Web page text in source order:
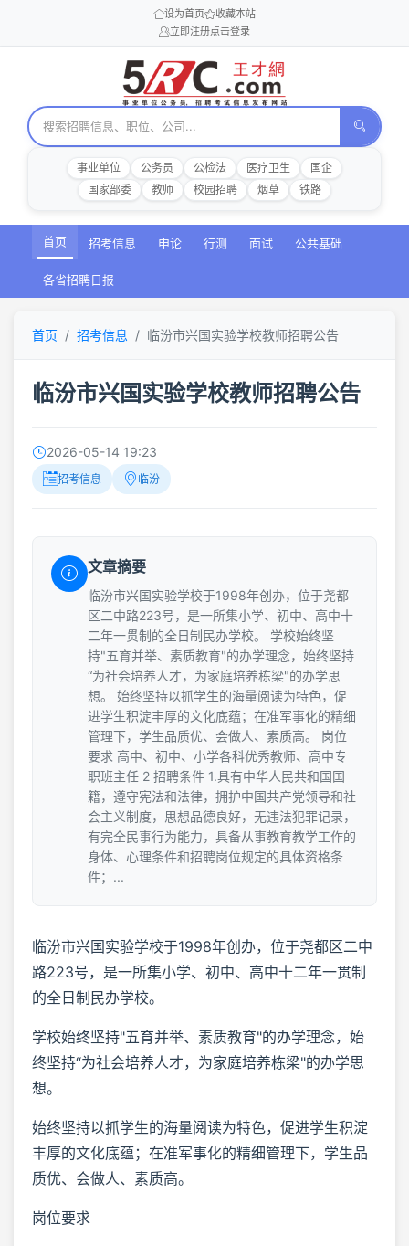
设为首页
收藏本站
立即注册点击登录
事业单位 公务员 公检法 医疗卫生
国企
国家部委
教师 校园招聘 烟草 铁路
首页 招考信息 申论 行测 面试 公共基础
各省招聘日报
首页 招考信息 临汾市兴国实验学校教师招聘公告
临汾市兴国实验学校教师招聘公告
2026-05-14 19:23
招考信息 临汾
文章摘要
临汾市兴国实验学校于1998年创办，位于尧都
区二中路223号，是一所集小学、初中、高中十
二年一贯制的全日制民办学校。 学校始终坚
持"五育并举、素质教育"的办学理念，始终坚持
“为社会培养人才，为家庭培养栋梁"的办学思
想。 始终坚持以抓学生的海量阅读为特色，促
进学生积淀丰厚的文化底蕴；在准军事化的精细
管理下，学生品质优、会做人、素质高。 岗位
要求 高中、初中、小学各科优秀教师、高中专
职班主任 2 招聘条件 1.具有中华人民共和国国
籍，遵守宪法和法律，拥护中国共产党领导和社
会主义制度，思想品德良好，无违法犯罪记录，
有完全民事行为能力，具备从事教育教学工作的
身体、心理条件和招聘岗位规定的具体资格条
件；...
临汾市兴国实验学校于1998年创办，位于尧都区二中
路223号，是一所集小学、初中、高中十二年一贯制
的全日制民办学校。
学校始终坚持"五育并举、素质教育"的办学理念，始
终坚持“为社会培养人才，为家庭培养栋梁"的办学思
想。
始终坚持以抓学生的海量阅读为特色，促进学生积淀
丰厚的文化底蕴；在准军事化的精细管理下，学生品
质优、会做人、素质高。
岗位要求